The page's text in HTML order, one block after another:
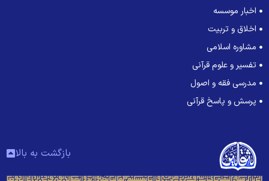
اخبار موسسه
اخلاق و تربیت
مشاوره اسلامی
تفسیر و علوم قرآنی
مدرسی فقه و اصول
پرسش و پاسخ قرآنی
بازگشت به بالا